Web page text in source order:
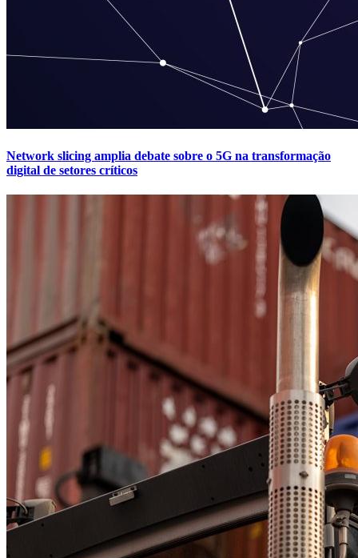
Network slicing amplia debate sobre o 5G na transformação
digital de setores críticos